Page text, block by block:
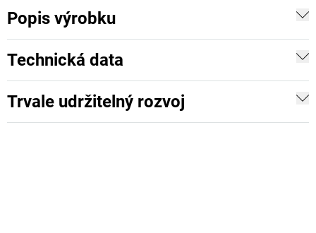
Popis výrobku
Technická data
Trvale udržitelný rozvoj